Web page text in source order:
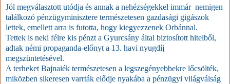
Jól megválasztott utódja és annak a nehézségekkel immár nemigen
találkozó pénzügyminisztere természetesen gazdasági gigászok
lettek, emellett arra is futotta, hogy kiegyezzenek Orbánnal.
Tettek is neki félre kis pénzt a Gyurcsány által biztosított hitelből,
adtak némi propaganda-előnyt a 13. havi nyugdíj
megszüntetésével.
A terheket Bajnaiék természetesen a legszegényebbekre lőcsölték,
miközben sikeresen varrták elődje nyakába a pénzügyi világválság